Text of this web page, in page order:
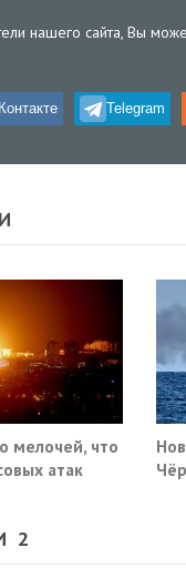
нашего сайта, Вы
Telegram
мелочей, что
атак
2